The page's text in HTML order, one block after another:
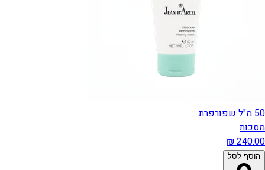
50 מ"ל שפורפרת
מסכות
הוסף לסל